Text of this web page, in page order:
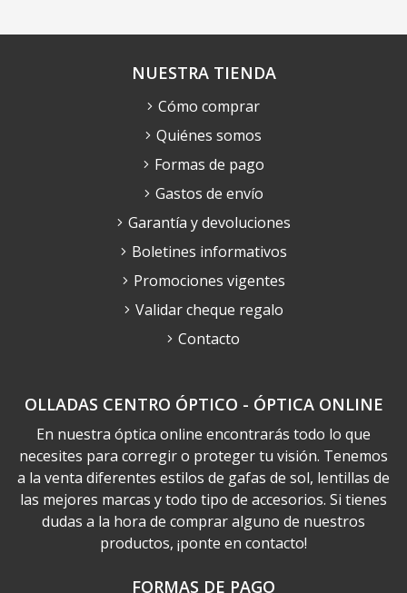
OLLADAS CENTRO ÓPTICO - ÓPTICA ONLINE
En nuestra óptica online encontrarás todo lo que
necesites para corregir o proteger tu visión. Tenemos
a la venta diferentes estilos de gafas de sol, lentillas de
las mejores marcas y todo tipo de accesorios. Si tienes
dudas a la hora de comprar alguno de nuestros
productos, ¡ponte en contacto!
FORMAS DE PAGO
NUESTRA TIENDA
Cómo comprar
Quiénes somos
Formas de pago
Gastos de envío
Garantía y devoluciones
Boletines informativos
Promociones vigentes
Validar cheque regalo
Contacto